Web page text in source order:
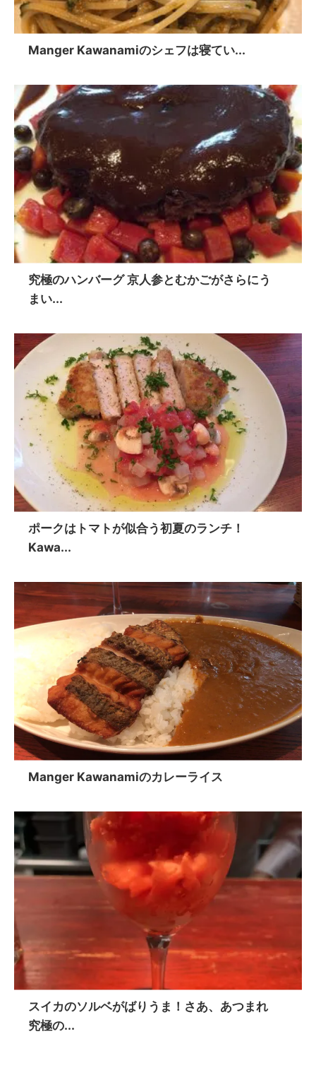
Manger Kawanamiのシェフは寝てい...
究極のハンバーグ 京人参とむかごがさらにう
まい...
ポークはトマトが似合う初夏のランチ！
Kawa...
Manger Kawanamiのカレーライス
スイカのソルベがばりうま！さあ、あつまれ
究極の...